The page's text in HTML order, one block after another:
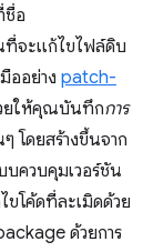
ชื่อ
จะแก้ไขไฟล์ดิบ
ออย่าง patch-
ยให้คุณบันทึกการ
โดยสร้างขึ้นจาก
ควบคุมเวอร์ชัน
โค้ดที่ละเมิดด้วย
ด้วยการ